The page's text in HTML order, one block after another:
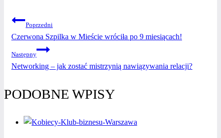
NAWIGACJA
WPISU
Poprzedni
Czerwona Szpilka w Mieście wróciła po 9 miesiącach!
Następny
Networking – jak zostać mistrzynią nawiązywania relacji?
PODOBNE WPISY